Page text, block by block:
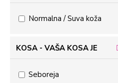
ESI
GALAFARM
GALENIKA
Normalna / Suva koža
KOSA - VAŠA KOSA JE
Seboreja